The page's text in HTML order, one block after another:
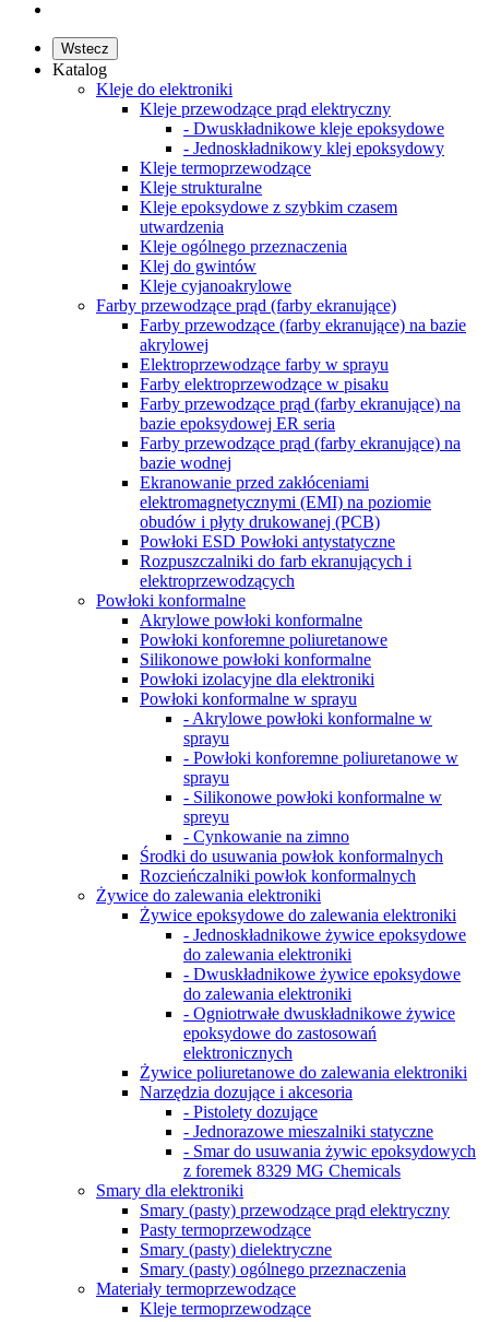
Wstecz
Katalog
Kleje do elektroniki
Kleje przewodzące prąd elektryczny
- Dwuskładnikowe kleje epoksydowe
- Jednoskładnikowy klej epoksydowy
Kleje termoprzewodzące
Kleje strukturalne
Kleje epoksydowe z szybkim czasem
utwardzenia
Kleje ogólnego przeznaczenia
Klej do gwintów
Kleje cyjanoakrylowe
Farby przewodzące prąd (farby ekranujące)
Farby przewodzące (farby ekranujące) na bazie
akrylowej
Elektroprzewodzące farby w sprayu
Farby elektroprzewodzące w pisaku
Farby przewodzące prąd (farby ekranujące) na
bazie epoksydowej ER seria
Farby przewodzące prąd (farby ekranujące) na
bazie wodnej
Ekranowanie przed zakłóceniami
elektromagnetycznymi (EMI) na poziomie
obudów i płyty drukowanej (PCB)
Powłoki ESD Powłoki antystatyczne
Rozpuszczalniki do farb ekranujących i
elektroprzewodzących
Powłoki konformalne
Akrylowe powłoki konformalne
Powłoki konforemne poliuretanowe
Silikonowe powłoki konformalne
Powłoki izolacyjne dla elektroniki
Powłoki konformalne w sprayu
- Akrylowe powłoki konformalne w
sprayu
- Powłoki konforemne poliuretanowe w
sprayu
- Silikonowe powłoki konformalne w
spreyu
- Cynkowanie na zimno
Środki do usuwania powłok konformalnych
Rozcieńczalniki powłok konformalnych
Żywice do zalewania elektroniki
Żywice epoksydowe do zalewania elektroniki
- Jednoskładnikowe żywice epoksydowe
do zalewania elektroniki
- Dwuskładnikowe żywice epoksydowe
do zalewania elektroniki
- Ogniotrwałe dwuskładnikowe żywice
epoksydowe do zastosowań
elektronicznych
Żywice poliuretanowe do zalewania elektroniki
Narzędzia dozujące i akcesoria
- Pistolety dozujące
- Jednorazowe mieszalniki statyczne
- Smar do usuwania żywic epoksydowych
z foremek 8329 MG Chemicals
Smary dla elektroniki
Smary (pasty) przewodzące prąd elektryczny
Pasty termoprzewodzące
Smary (pasty) dielektryczne
Smary (pasty) ogólnego przeznaczenia
Materiały termoprzewodzące
Kleje termoprzewodzące